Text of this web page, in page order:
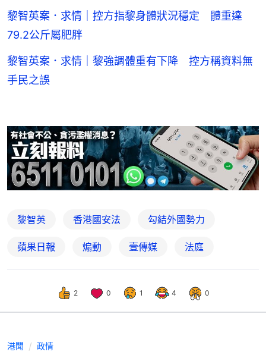
黎智英案．求情｜控方指黎身體狀況穩定 體重達
79.2公斤屬肥胖
黎智英案．求情｜黎強調體重有下降 控方稱資料無
手民之誤
黎智英 香港國安法 勾結外國勢力
蘋果日報 煽動 壹傳媒 法庭
2 0 1 4 0
港聞 政情